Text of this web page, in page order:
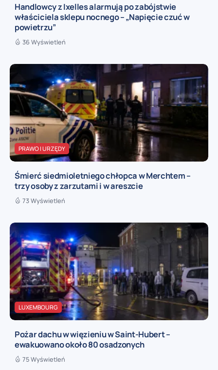
Handlowcy z Ixelles alarmują po zabójstwie
właściciela sklepu nocnego – „Napięcie czuć w
powietrzu”
36 Wyświetleń
PRAWO I URZĘDY
Śmierć siedmioletniego chłopca w Merchtem –
trzy osoby z zarzutami i w areszcie
73 Wyświetleń
LUXEMBOURG
Pożar dachu w więzieniu w Saint-Hubert –
ewakuowano około 80 osadzonych
75 Wyświetleń